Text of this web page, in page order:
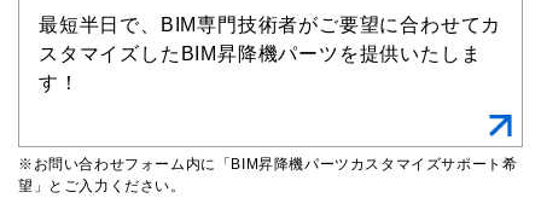
最短半日で、BIM専門技術者がご要望に合わせてカ
スタマイズしたBIM昇降機パーツを提供いたしま
す！
※お問い合わせフォーム内に「BIM昇降機パーツカスタマイズサポート希
望」とご入力ください。